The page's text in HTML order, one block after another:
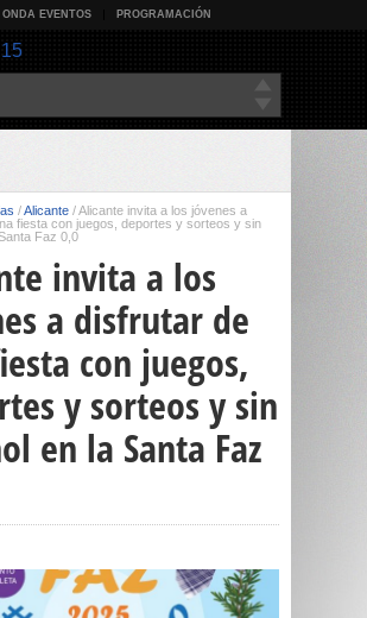
ONDA EVENTOS PROGRAMACIÓN
/Alicante /Alicante invita a los jóvenes a
fiesta con juegos, deportes y sorteos y sin
Faz 0,0
invita a los
a disfrutar de
con juegos,
y sorteos y sin
en la Santa Faz